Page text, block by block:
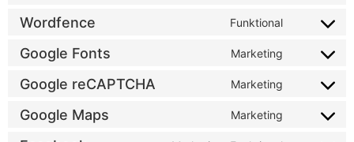
Wordfence Funktional
Google Fonts Marketing
Google reCAPTCHA Marketing
Google Maps Marketing